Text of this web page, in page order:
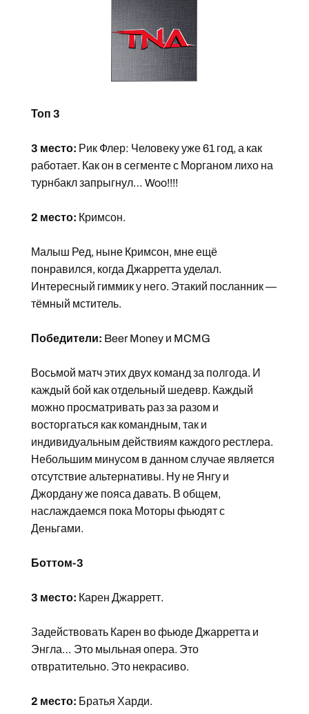
Топ 3
3 место: Рик Флер: Человеку уже 61 год, а как
работает. Как он в сегменте с Морганом лихо на
турнбакл запрыгнул… Woo!!!!
2 место: Кримсон.
Малыш Ред, ныне Кримсон, мне ещё
понравился, когда Джарретта уделал.
Интересный гиммик у него. Этакий посланник —
тёмный мститель.
Победители: Beer Money и MCMG
Восьмой матч этих двух команд за полгода. И
каждый бой как отдельный шедевр. Каждый
можно просматривать раз за разом и
восторгаться как командным, так и
индивидуальным действиям каждого рестлера.
Небольшим минусом в данном случае является
отсутствие альтернативы. Ну не Янгу и
Джордану же пояса давать. В общем,
наслаждаемся пока Моторы фьюдят с
Деньгами.
Боттом-3
3 место: Карен Джарретт.
Задействовать Карен во фьюде Джарретта и
Энгла… Это мыльная опера. Это
отвратительно. Это некрасиво.
2 место: Братья Харди.